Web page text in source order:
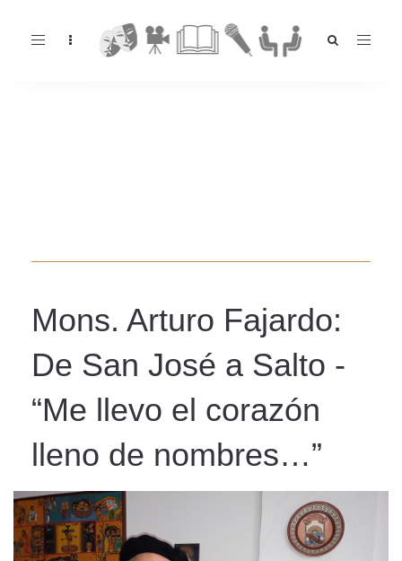
Toggle
Mons. Arturo Fajardo:
De San José a Salto -
“Me llevo el corazón
lleno de nombres…”